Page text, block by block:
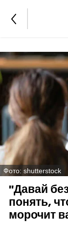
Фото: shutterstock
"Давай
понять,
морочит